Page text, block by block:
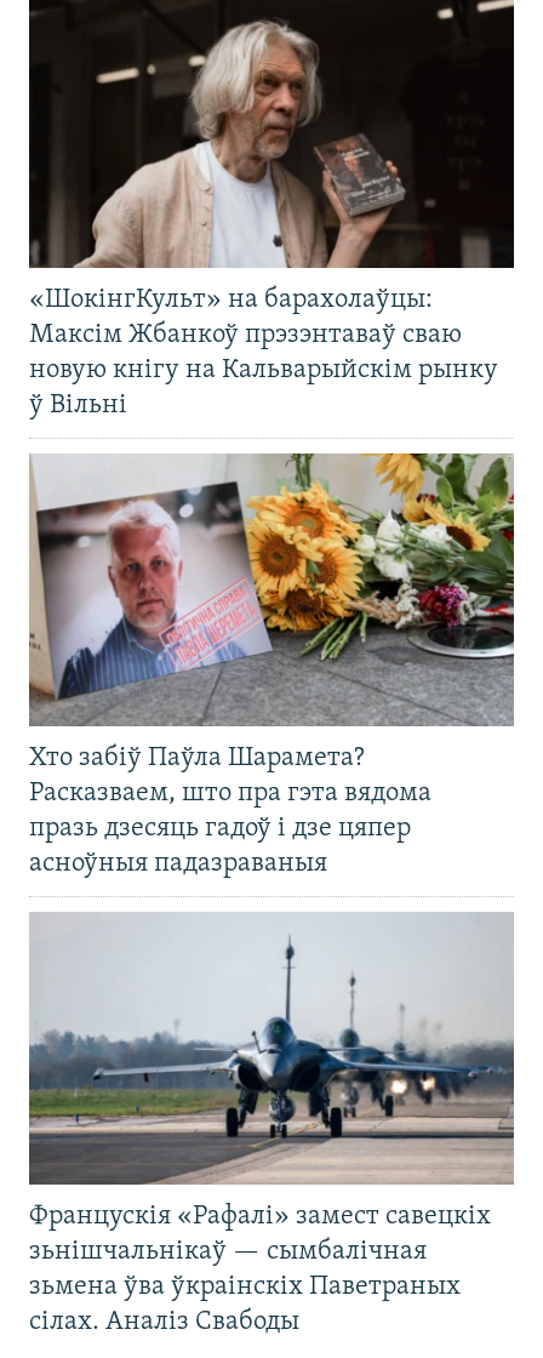
«ШокінгКульт» на барахолаўцы:
Максім Жбанкоў прэзэнтаваў сваю
новую кнігу на Кальварыйскім рынку
ў Вільні
Хто забіў Паўла Шарамета?
Расказваем, што пра гэта вядома
празь дзесяць гадоў і дзе цяпер
асноўныя падазраваныя
Францускія «Рафалі» замест савецкіх
зьнішчальнікаў — сымбалічная
зьмена ўва ўкраінскіх Паветраных
сілах. Аналіз Свабоды